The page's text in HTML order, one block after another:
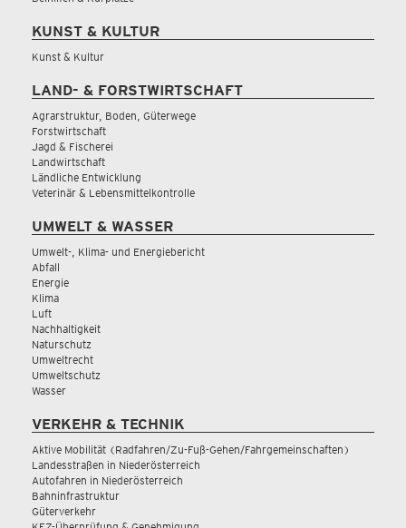
KUNST & KULTUR
Kunst & Kultur
LAND- & FORSTWIRTSCHAFT
Agrarstruktur, Boden, Güterwege
Forstwirtschaft
Jagd & Fischerei
Landwirtschaft
Ländliche Entwicklung
Veterinär & Lebensmittelkontrolle
UMWELT & WASSER
Umwelt-, Klima- und Energiebericht
Abfall
Energie
Klima
Luft
Nachhaltigkeit
Naturschutz
Umweltrecht
Umweltschutz
Wasser
VERKEHR & TECHNIK
Aktive Mobilität (Radfahren/Zu-Fuß-Gehen/Fahrgemeinschaften)
Landesstraßen in Niederösterreich
Autofahren in Niederösterreich
Bahninfrastruktur
Güterverkehr